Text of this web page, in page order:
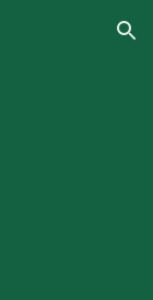
Skip to navigation